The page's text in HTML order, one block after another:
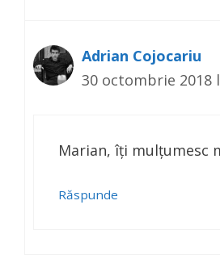
Adrian Cojocariu
30 octombrie 2018
Marian, îți mulțumesc
Răspunde